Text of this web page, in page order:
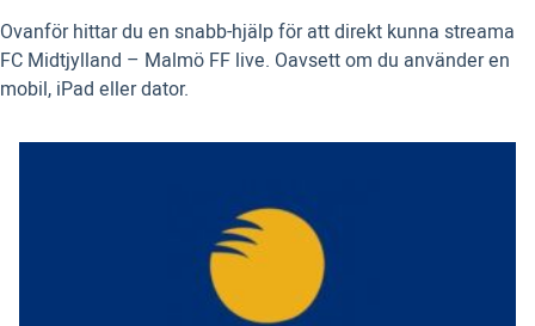
Ovanför hittar du en snabb-hjälp för att direkt kunna streama
FC Midtjylland – Malmö FF live. Oavsett om du använder en
mobil, iPad eller dator.